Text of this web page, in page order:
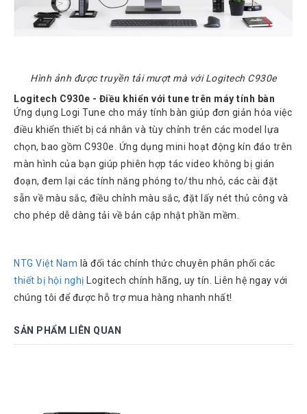
Hình ảnh được truyền tải mượt mà với Logitech C930e
Logitech C930e - Điều khiển với tune trên máy tính bàn
Ứng dụng Logi Tune cho máy tính bàn giúp đơn giản hóa việc
điều khiển thiết bị cá nhân và tùy chỉnh trên các model lựa
chọn, bao gồm C930e. Ứng dụng mini hoạt động kín đáo trên
màn hình của bạn giúp phiên hợp tác video không bị gián
đoạn, đem lại các tính năng phóng to/thu nhỏ, các cài đặt
sẵn về màu sắc, điều chỉnh màu sắc, đặt lấy nét thủ công và
cho phép dễ dàng tải về bản cập nhật phần mềm.
NTG Việt Nam là đối tác chính thức chuyên phân phối các
thiết bị hội nghị Logitech chính hãng, uy tín. Liên hệ ngay với
chúng tôi để được hỗ trợ mua hàng nhanh nhất!
SẢN PHẨM LIÊN QUAN